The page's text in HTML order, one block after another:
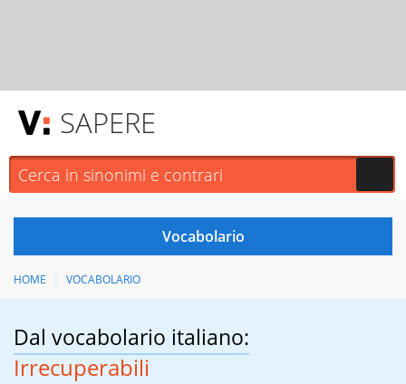
SAPERE
HOME VOCABOLARIO
Dal vocabolario italiano:
Irrecuperabili